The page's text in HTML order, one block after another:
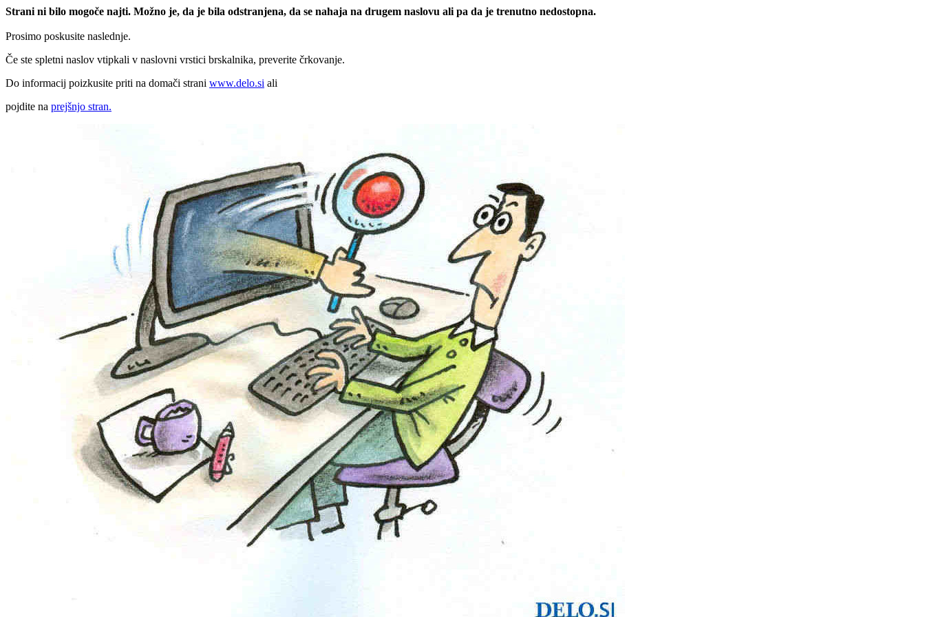
Strani ni bilo mogoče najti. Možno je, da je bila odstranjena, da se nahaja na drugem naslovu ali pa da je trenutno nedostopna.
Prosimo poskusite naslednje.
Če ste spletni naslov vtipkali v naslovni vrstici brskalnika, preverite črkovanje.
Do informacij poizkusite priti na domači strani www.delo.si ali
pojdite na prejšnjo stran.